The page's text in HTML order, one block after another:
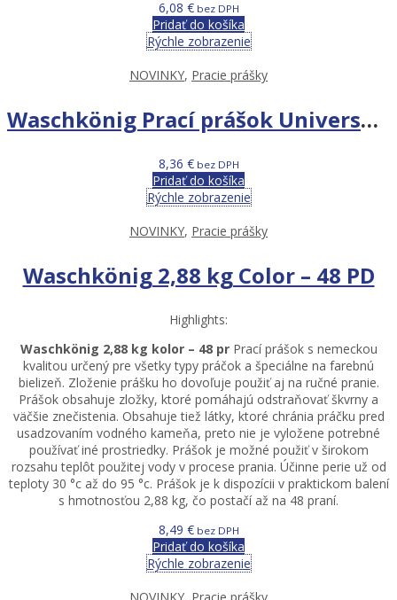
6,08 €bez DPH
Pridať do košíka
Rýchle zobrazenie
NOVINKY, Pracie prášky
Waschkönig Prací prášok Universal – 2,88 kg 48PD
8,36 €bez DPH
Pridať do košíka
Rýchle zobrazenie
NOVINKY, Pracie prášky
Waschkönig 2,88 kg Color – 48 PD
Highlights:
Waschkönig 2,88 kg kolor – 48 prPrací prášok s nemeckou
kvalitou určený pre všetky typy práčok a špeciálne na farebnú
bielizeň. Zloženie prášku ho dovoľuje použiť aj na ručné pranie.
Prášok obsahuje zložky, ktoré pomáhajú odstraňovať škvrny a
väčšie znečistenia. Obsahuje tiež látky, ktoré chránia práčku pred
usadzovaním vodného kameňa, preto nie je vyložene potrebné
používať iné prostriedky. Prášok je možné použiť v širokom
rozsahu teplôt použitej vody v procese prania. Účinne perie už od
teploty 30 °c až do 95 °c. Prášok je k dispozícii v praktickom balení
s hmotnosťou 2,88 kg, čo postačí až na 48 praní.
8,49 €bez DPH
Pridať do košíka
Rýchle zobrazenie
NOVINKY, Pracie prášky